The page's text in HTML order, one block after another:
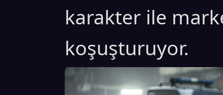
karakter ile
koşuşturuyor.